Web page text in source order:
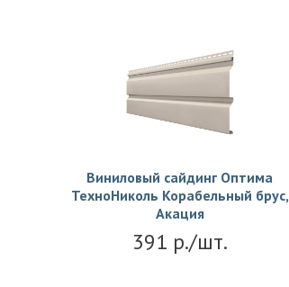
Виниловый сайдинг Оптима
ТехноНиколь Корабельный брус,
Акация
391 р./шт.